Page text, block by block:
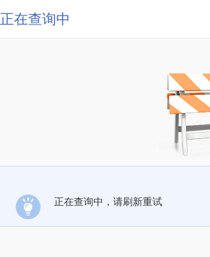
正在查询中
正在查询中，请刷新重试